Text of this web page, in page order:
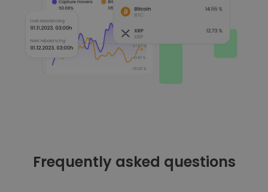
Frequently asked questions